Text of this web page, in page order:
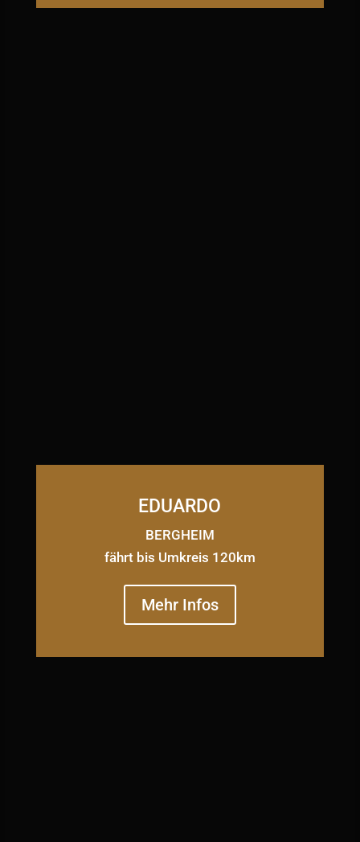
EDUARDO
BERGHEIM
fährt bis Umkreis 120km
Mehr Infos